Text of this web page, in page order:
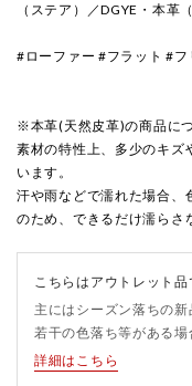
（ステア）／DGYE・本革
#ローファー #フラット #フ
※本革(天然皮革)の商品に
素材の特性上、多少のキズ
います。
汗や雨などで濡れた場合、
のため、できるだけ濡らさ
こちらはアウトレット品
主にはシーズン落ちの
若干の色落ち等がある場
詳細はこちら